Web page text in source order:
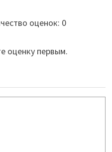
оценок: 0
оценку первым.